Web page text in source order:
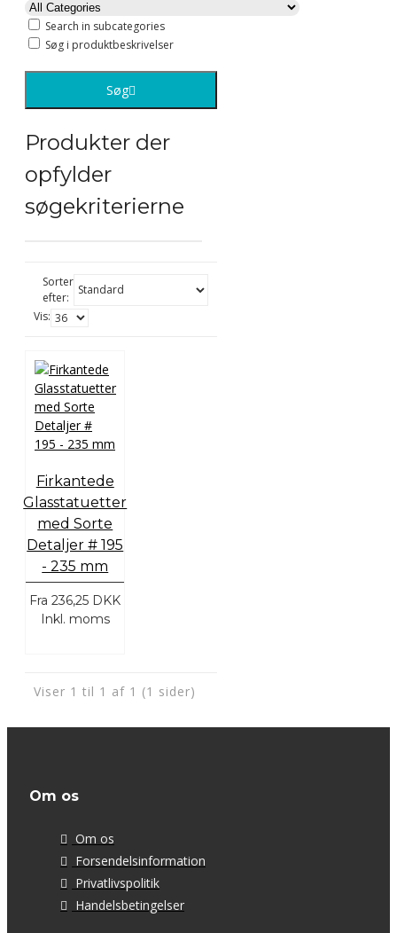
Search in subcategories
Søg i produktbeskrivelser
Søg
Produkter der
opfylder
søgekriterierne
Sorter
efter:
Vis:
Firkantede
Glasstatuetter
med Sorte
Detaljer # 195
- 235 mm
Fra 236,25 DKK
Inkl. moms
Viser 1 til 1 af 1 (1 sider)
Om os
Om os
Forsendelsinformation
Privatlivspolitik
Handelsbetingelser